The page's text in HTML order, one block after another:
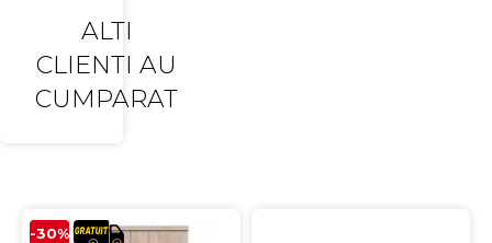
ALTI
CLIENTI AU
CUMPARAT
-30%